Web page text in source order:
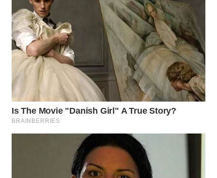
WN
TAPANULI
SELATAN
WN
TANJUNG
LESUNG
WN
KARO